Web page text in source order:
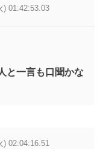
) 01:42:53.03
と一言も口聞かな
) 02:04:16.51